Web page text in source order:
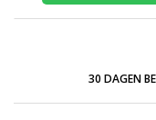
30 DAGEN